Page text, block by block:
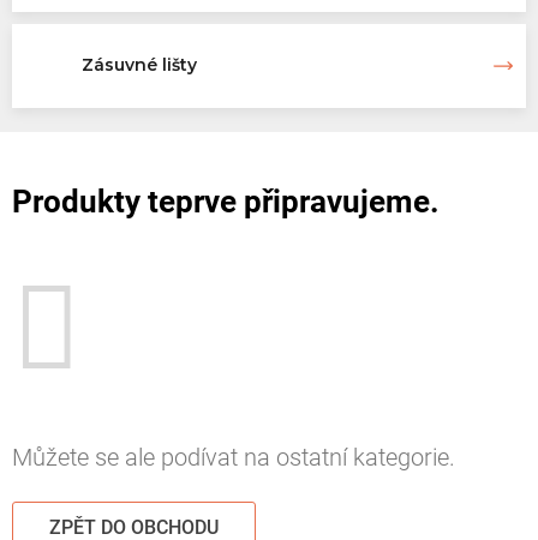
Zásuvné lišty
Produkty teprve připravujeme.
Můžete se ale podívat na ostatní kategorie.
ZPĚT DO OBCHODU